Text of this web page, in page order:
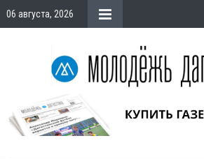
06 августа, 2026